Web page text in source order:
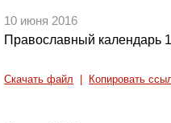
10 июня 2016
Православный календарь
Скачать файл Копировать